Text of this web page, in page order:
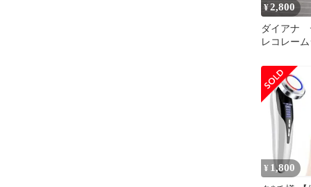
¥2,800
ダイアナ
レコレー
¥ 1,800